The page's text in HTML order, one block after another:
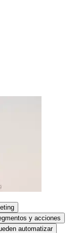
y acciones
automatizar